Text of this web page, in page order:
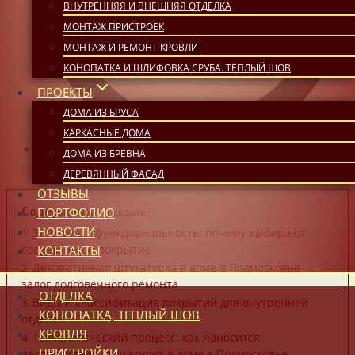
ВНУТРЕННЯЯ И ВНЕШНЯЯ ОТДЕЛКА
МОНТАЖ ПРИСТРОЕК
МОНТАЖ И РЕМОНТ КРОВЛИ
КОНОПАТКА И ШЛИФОВКА СРУБА. ТЕПЛЫЙ ШОВ
ПРОЕКТЫ
ДОМА ИЗ БРУСА
КАРКАСНЫЕ ДОМА
ДОМА ИЗ БРЕВНА
ДЕРЕВЯННЫЙ ФАСАД
ОТЗЫВЫ
ПОРТФОЛИО
НОВОСТИ
КОНТАКТЫ
ОТДЕЛКА
КОНОПАТКА, ТЕПЛЫЙ ШОВ
КРОВЛЯ
12:15
Содержание скрыть
1 Эстетика и функциональность: почему выбирают
современное покрытие
2 Декоративная штукатурка в доме в Подмосковье —
залог долговечного ремонта
3 Виды и классификация покрытий для внутренней
отделки
4 Технологический процесс: как наносится